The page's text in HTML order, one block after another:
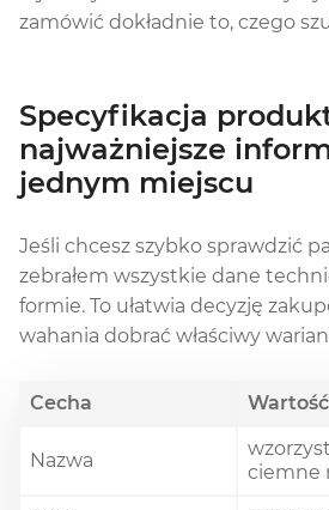
zamówić dokładnie to, czego
Specyfikacja
najważniejsze
jednym miejscu
Jeśli chcesz szybko sprawdzić
zebrałem wszystkie dane
formie. To ułatwia decyzję
wahania dobrać właściwy
Cecha Wartość
Nazwa
ciemne